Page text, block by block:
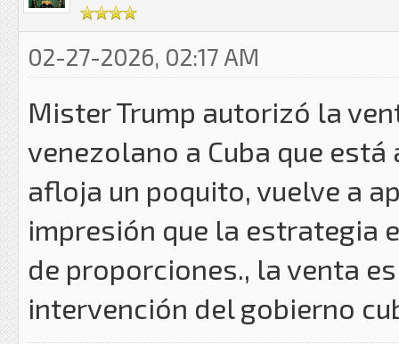
02-27-2026, 02:17 AM
Mister Trump autorizó la
venezolano a Cuba que
afloja un poquito, vuelve a
impresión que la estrategia
de proporciones., la venta
intervención del gobierno